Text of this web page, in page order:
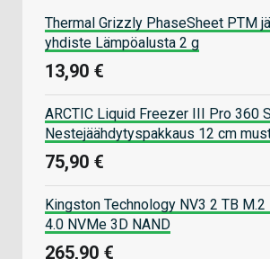
Thermal Grizzly PhaseSheet PTM
yhdiste Lämpöalusta 2 g
13,90 €
ARCTIC Liquid Freezer III Pro 360
Nestejäähdytyspakkaus 12 cm
75,90 €
Kingston Technology NV3 2 TB
4.0 NVMe 3D NAND
265,90 €